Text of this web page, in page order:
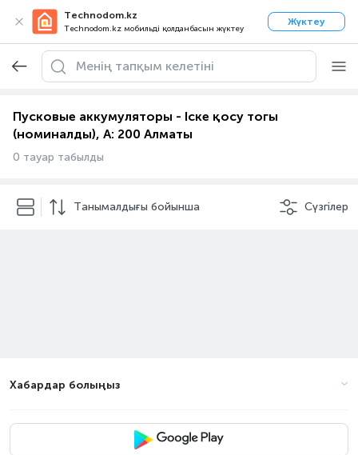
Technodom.kz
Technodom.kz мобильді қолданбасын жүктеу
Жүктеу
Пусковые аккумуляторы - Іске қосу тогы
(номиналды), А: 200 Алматы
0 тауар табылды
Танымалдығы бойынша Сүзгілер
Хабардар болыңыз